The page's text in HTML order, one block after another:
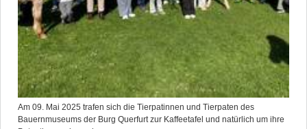
Am 09. Mai 2025 trafen sich die Tierpatinnen und Tierpaten des
Bauernmuseums der Burg Querfurt zur Kaffeetafel und natürlich um ihre